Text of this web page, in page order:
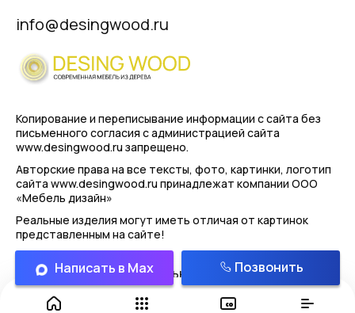
info@desingwood.ru
Копирование и переписывание информации с сайта без
письменного согласия с администрацией сайта
www.desingwood.ru запрещено.
Авторские права на все тексты, фото, картинки, логотип
сайта www.desingwood.ru принадлежат компании ООО
«Мебель дизайн»
Реальные изделия могут иметь отличая от картинок
представленным на сайте!
Политика конфиденциальности
Написать в Max Позвонить